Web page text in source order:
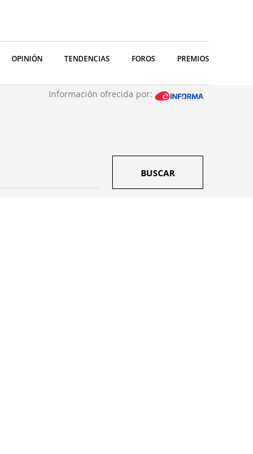
OPINIÓN TENDENCIAS FOROS PREMIOS
Información ofrecida por:
BUSCAR